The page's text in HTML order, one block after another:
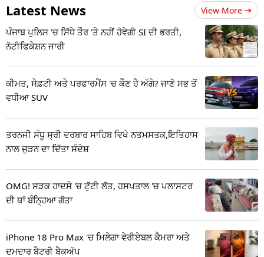
Latest News View More
ਪੰਜਾਬ ਪੁਲਿਸ 'ਚ ਸਿੱਧੇ ਤੌਰ 'ਤੇ ਨਹੀਂ ਹੋਵੇਗੀ SI ਦੀ ਭਰਤੀ,
ਨੋਟੀਫਿਕੇਸ਼ਨ ਜਾਰੀ
ਕੀਮਤ, ਸੇਫ਼ਟੀ ਅਤੇ ਪਰਫਾਰਮੈਂਸ 'ਚ ਕੌਣ ਹੈ ਅੱਗੇ? ਜਾਣੋ ਸਭ ਤੋਂ
ਵਧੀਆ SUV
ਤਰਨਜੀ ਸੰਧੂ ਸ੍ਰੀ ਦਰਬਾਰ ਸਾਹਿਬ ਵਿਖੇ ਨਤਮਸਤਕ,ਇਤਿਹਾਸ
ਨਾਲ ਜੁੜਨ ਦਾ ਦਿੱਤਾ ਸੰਦੇਸ਼
OMG! ਸੜਕ ਹਾਦਸੇ 'ਚ ਟੁੱਟੀ ਲੱਤ, ਹਸਪਤਾਲ 'ਚ ਪਲਾਸਟਰ
ਦੀ ਥਾਂ ਬੰਨ੍ਹਿਆ ਗੱਤਾ
iPhone 18 Pro Max 'ਚ ਮਿਲੇਗਾ ਵੇਰੀਏਬਲ ਕੈਮਰਾ ਅਤੇ
ਦਮਦਾਰ ਬੈਟਰੀ ਬੈਕਅੱਪ